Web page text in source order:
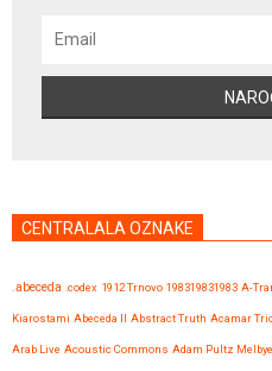
CENTRALALA OZNAKE
.abeceda .codex 1912 Trnovo 198319831983 A-
Kiarostami Abeceda II Abstract Truth Acamar
Arab Live Acoustic Commons Adam Pultz Melbye